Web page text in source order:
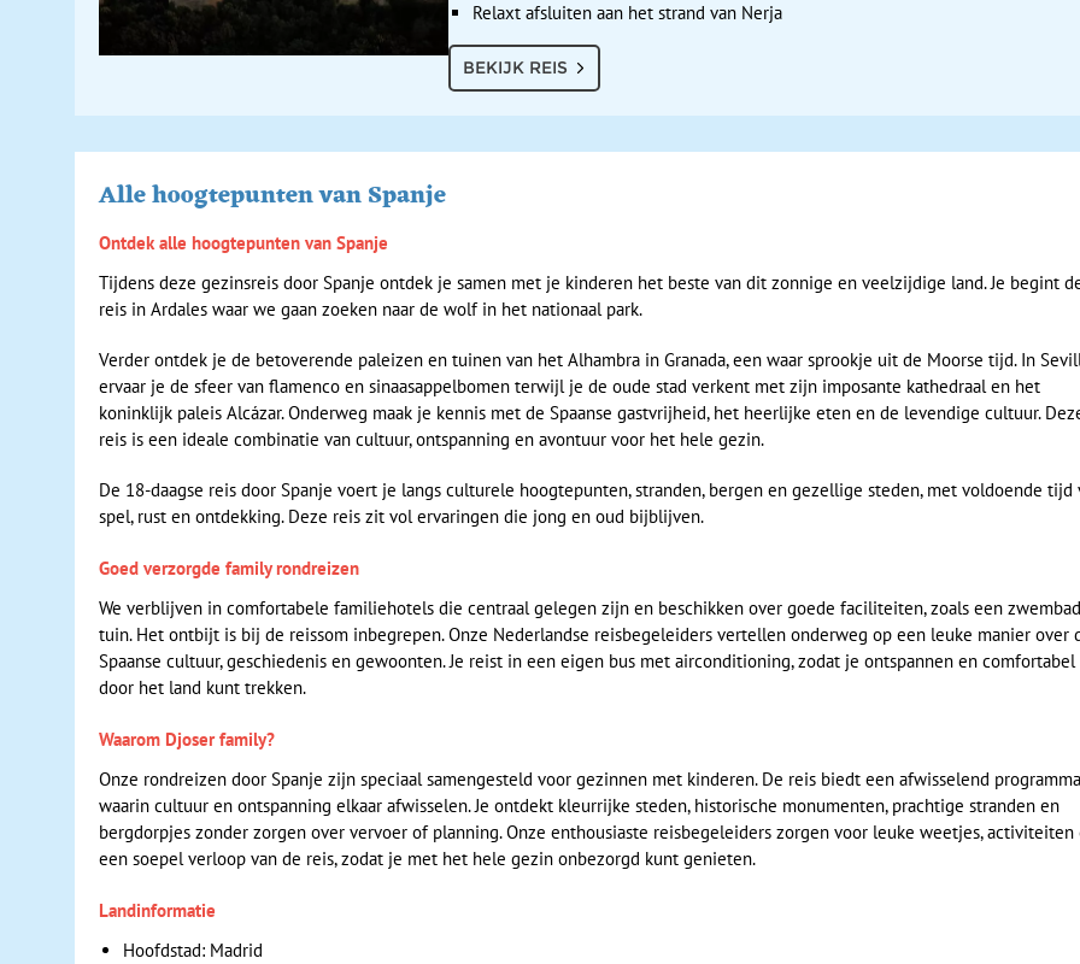
Relaxt afsluiten aan het strand van Nerja
BEKIJK REIS
Alle hoogtepunten van Spanje
Ontdek alle hoogtepunten van Spanje
Tijdens deze gezinsreis door Spanje ontdek je samen met je kinderen het beste van dit zonnige en veelzijdige land. Je begint
reis in Ardales waar we gaan zoeken naar de wolf in het nationaal park.
Verder ontdek je de betoverende paleizen en tuinen van het Alhambra in Granada, een waar sprookje uit de Moorse tijd. In
ervaar je de sfeer van flamenco en sinaasappelbomen terwijl je de oude stad verkent met zijn imposante kathedraal en het
koninklijk paleis Alcázar. Onderweg maak je kennis met de Spaanse gastvrijheid, het heerlijke eten en de levendige cultuur.
reis is een ideale combinatie van cultuur, ontspanning en avontuur voor het hele gezin.
De 18-daagse reis door Spanje voert je langs culturele hoogtepunten, stranden, bergen en gezellige steden, met voldoende tijd
spel, rust en ontdekking. Deze reis zit vol ervaringen die jong en oud bijblijven.
Goed verzorgde family rondreizen
We verblijven in comfortabele familiehotels die centraal gelegen zijn en beschikken over goede faciliteiten, zoals een
tuin. Het ontbijt is bij de reissom inbegrepen. Onze Nederlandse reisbegeleiders vertellen onderweg op een leuke manier over
Spaanse cultuur, geschiedenis en gewoonten. Je reist in een eigen bus met airconditioning, zodat je ontspannen en comfortabel
door het land kunt trekken.
Waarom Djoser family?
Onze rondreizen door Spanje zijn speciaal samengesteld voor gezinnen met kinderen. De reis biedt een afwisselend programma
waarin cultuur en ontspanning elkaar afwisselen. Je ontdekt kleurrijke steden, historische monumenten, prachtige stranden en
bergdorpjes zonder zorgen over vervoer of planning. Onze enthousiaste reisbegeleiders zorgen voor leuke weetjes, activiteiten
een soepel verloop van de reis, zodat je met het hele gezin onbezorgd kunt genieten.
Landinformatie
Hoofdstad: Madrid